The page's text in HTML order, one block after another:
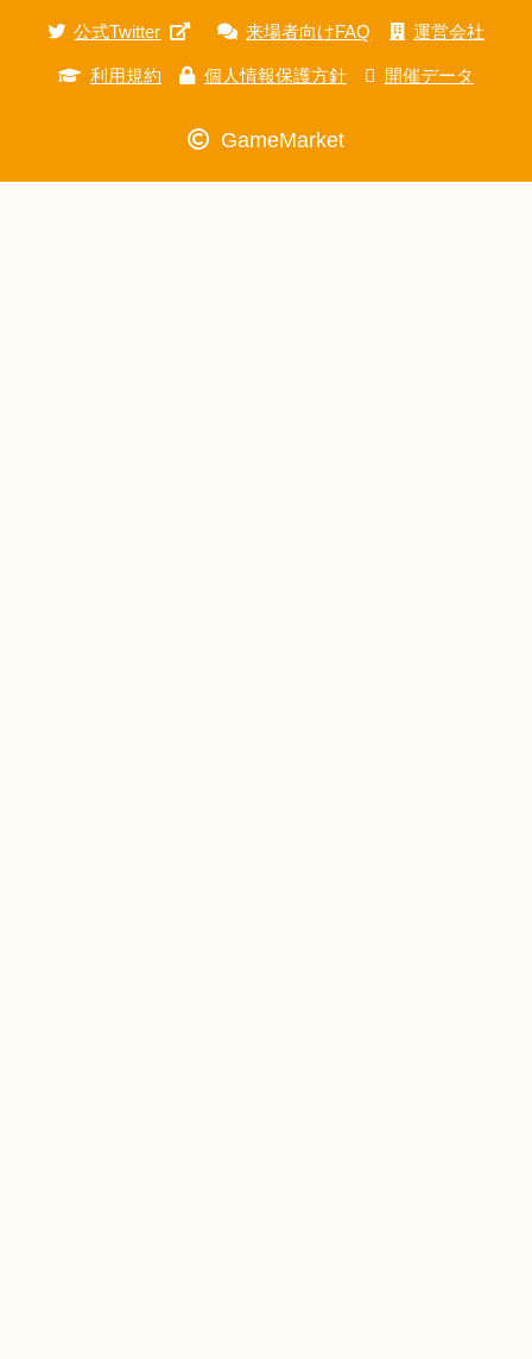
公式Twitter 来場者向けFAQ 運営会社
利用規約 個人情報保護方針 開催データ
GameMarket